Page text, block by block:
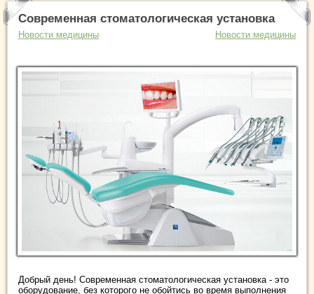
Современная стоматологическая установка
Новости медицины Новости медицины
Добрый день! Современная стоматологическая установка - это
оборудование, без которого не обойтись во время выполнения